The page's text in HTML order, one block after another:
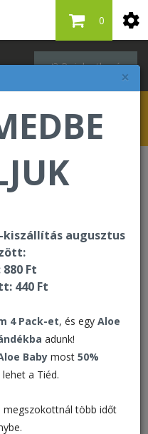
×
kiszállítás augusztus
Ft
440 Ft
4 Pack-et, és egy Aloe
adunk!
Baby most 50%
lehet a Tiéd.
megszokottnál több időt
Bejelentkezés
0
letölthető >>>